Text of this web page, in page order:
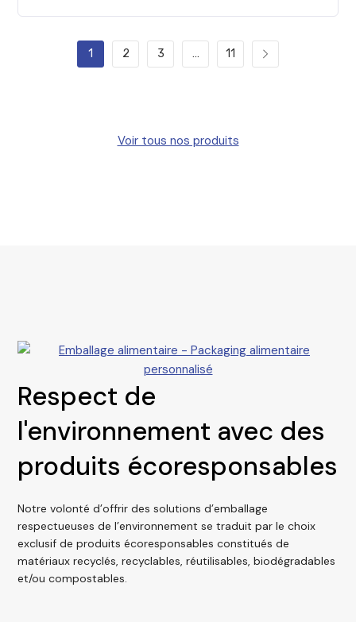
1 2 3 … 11
Voir tous nos produits
Respect de
l'environnement avec des
produits écoresponsables
Notre volonté d’offrir des solutions d’emballage
respectueuses de l’environnement se traduit par le choix
exclusif de produits écoresponsables constitués de
matériaux recyclés, recyclables, réutilisables, biodégradables
et/ou compostables.